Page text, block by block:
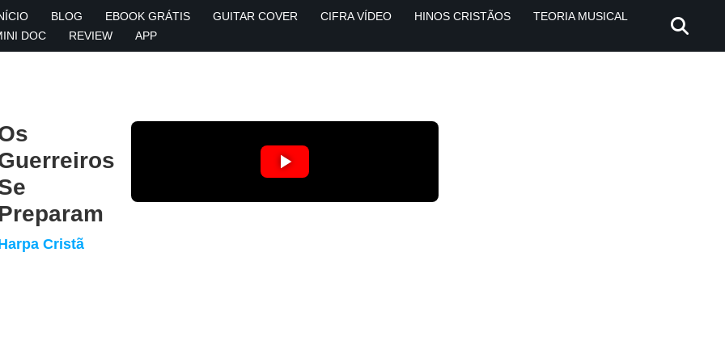
BLOG EBOOK GRÁTIS GUITAR COVER CIFRA VÍDEO HINOS CRISTÃOS
TEORIA MUSICAL
DOC
REVIEW APP
Cristã